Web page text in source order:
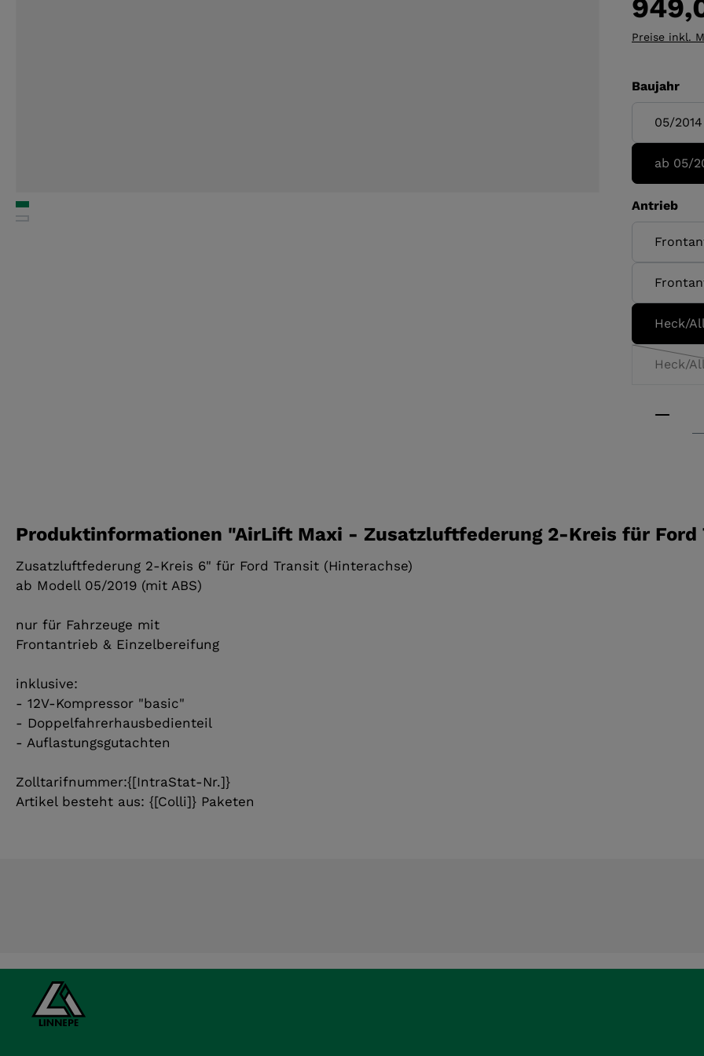
Preise inkl.
Baujahr
05/
ab 05/
Antrieb
Heck/
Heck/
Produktinformationen "AirLift Maxi - Zusatzluftfederung 2-Kreis für Ford
Zusatzluftfederung 2-Kreis 6" für Ford Transit (Hinterachse)
ab Modell 05/2019 (mit ABS)
nur für Fahrzeuge mit
Frontantrieb & Einzelbereifung
inklusive:
- 12V-Kompressor "basic"
- Doppelfahrerhausbedienteil
- Auflastungsgutachten
Zolltarifnummer:{[IntraStat-Nr.]}
Artikel besteht aus: {[Colli]} Paketen